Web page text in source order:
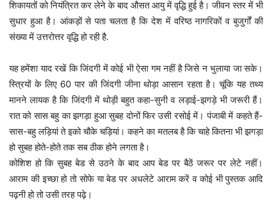
शिकायतों को नियंत्रित कर लेने के बाद औसत आयु में वृद्धि हुई है। जीवन स्तर में भी
सुधार हुआ है। आंकड़ों से पता चलता है कि देश में वरिष्ठ नागरिकों व बुजुर्गों की
संख्या में उत्तरोत्तर वृद्धि हो रही है.
यह हमेंशा याद रखें कि जिंदगी में कोई भी ऐसा गम नहीं है जिसे न भुलाया जा सके।
स्त्रियों के लिए 60 पार की जिंदगी जीना थोड़ा आसान रहता है। चूंकि यह तथ्य
मानने लायक है कि जिंदगी में थोड़ी बहुत कहा-सुनी व लड़ाई-झगड़े भी जरूरी हैं।
रात को सास बहु का झगड़ा हुआ सुबह दोनों फिर उसी रसोई में। पंजाबी में कहते हैं-
सास-बहु लड़ियां ते इको चौके चड़ियां। कहने का मतलब है कि चाहे कितना भी झगड़ा
हो सुबह होते-होते तक सब ठीक होने लगता है।
कोशिश हो कि सुबह बेड से उठने के बाद आप बेड पर बैठें जरूर पर लेटे नहीं।
आराम की इच्छा हो तो सोफे या बेड पर अधलेटे आराम करें व कोई भी पुस्तक आदि
पढ़नी हो तो उसी तरह पढ़े।